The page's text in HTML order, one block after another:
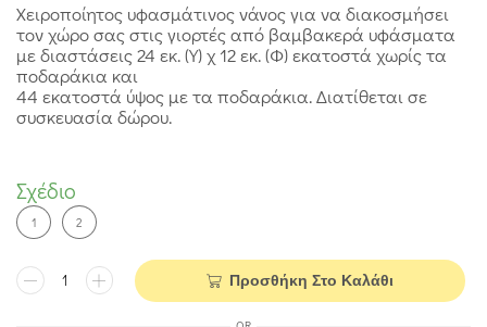
Χειροποίητος υφασμάτινος νάνος για να διακοσμήσει
τον χώρο σας στις γιορτές από βαμβακερά υφάσματα
με διαστάσεις 24 εκ. (Υ) χ 12 εκ. (Φ) εκατοστά χωρίς τα
ποδαράκια και
44 εκατοστά ύψος με τα ποδαράκια. Διατίθεται σε
συσκευασία δώρου.
Σχέδιο
1 2
Προσθήκη Στο Καλάθι